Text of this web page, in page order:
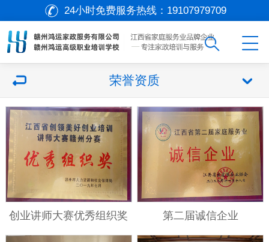
24小时免费服务热线： 19107979709
荣誉资质
创业讲师大赛优秀组织奖 第二届诚信企业